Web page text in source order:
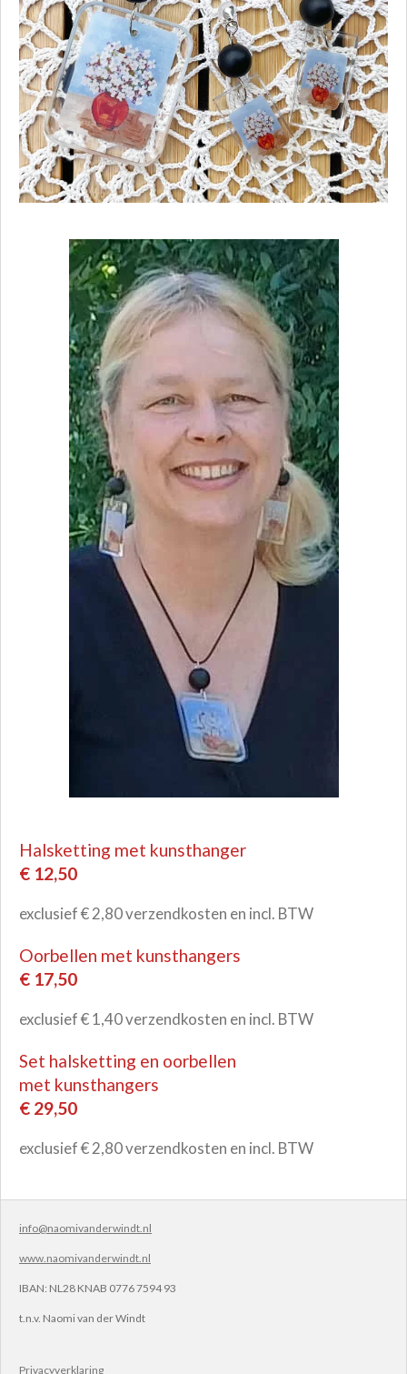
Halsketting met kunsthanger
€ 12,50
exclusief € 2,80 verzendkosten en incl. BTW
Oorbellen met kunsthangers
€ 17,50
exclusief € 1,40 verzendkosten en incl. BTW
Set halsketting en oorbellen
met kunsthangers
€ 29,50
exclusief € 2,80 verzendkosten en incl. BTW
info@naomivanderwindt.nl
www.naomivanderwindt.nl
IBAN: NL28 KNAB 0776 7594 93
t.n.v. Naomi van der Windt
Privacyverklaring